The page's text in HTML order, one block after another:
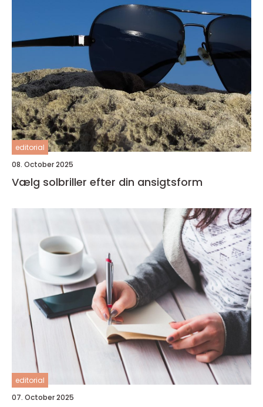
editorial
08. October 2025
Vælg solbriller efter din ansigtsform
editorial
07. October 2025